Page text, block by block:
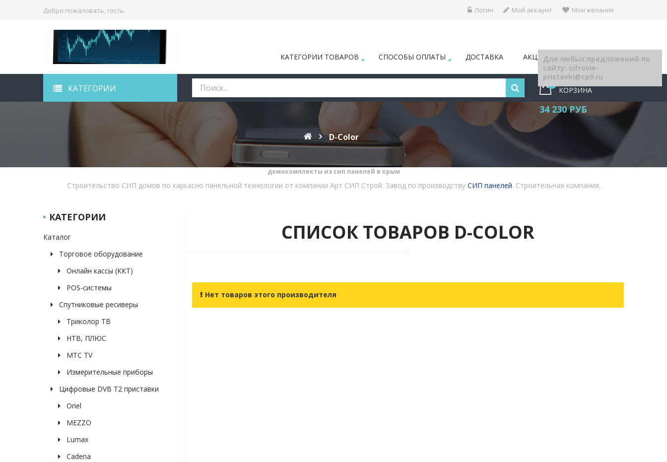
Добро пожаловать, гость Логин Мой аккаунт Мои желания
КАТЕГОРИИ ТОВАРОВ СПОСОБЫ ОПЛАТЫ ДОСТАВКА АКЦИИ БЛОГ
КАТЕГОРИИ КОРЗИНА
34 230 РУБ
D-Color
домокомплекты из сип панелей в крым
Строительство СИП домов по каркасно панельной технологии от компании Арт СИП Строй. Завод по производству СИП панелей. Строительная компания.
КАТЕГОРИИ
Каталог
Торговое оборудование
Онлайн кассы (ККТ)
POS-системы
Спутниковые ресиверы
Триколор ТВ
НТВ, ПЛЮС
МТС TV
Измерительные приборы
Цифровые DVB T2 приставки
Oriel
MEZZO
Lumax
Cadena
СПИСОК ТОВАРОВ D-COLOR
Нет товаров этого производителя
Для любых предложений по
сайту: cifrovie-
pristavki@cp9.ru